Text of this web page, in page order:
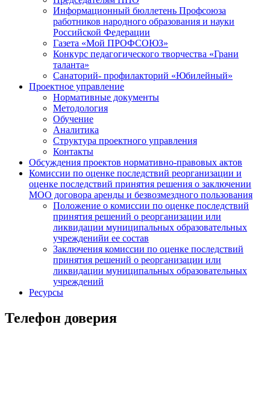
Информационный бюллетень Профсоюза
работников народного образования и науки
Российской Федерации
Газета «Мой ПРОФСОЮЗ»
Конкурс педагогического творчества «Грани
таланта»
Санаторий- профилакторий «Юбилейный»
Проектное управление
Нормативные документы
Методология
Обучение
Аналитика
Структура проектного управления
Контакты
Обсуждения проектов нормативно-правовых актов
Комиссии по оценке последствий реорганизации и
оценке последствий принятия решения о заключении
МОО договора аренды и безвозмездного пользования
Положение о комиссии по оценке последствий
принятия решений о реорганизации или
ликвидации муниципальных образовательных
учрежденийи ее состав
Заключения комиссии по оценке последствий
принятия решений о реорганизации или
ликвидации муниципальных образовательных
учреждений
Ресурсы
Телефон доверия